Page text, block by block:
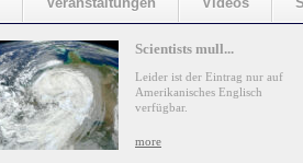
Scientists mull...
Leider ist der Eintrag nur auf
Amerikanisches Englisch
verfügbar.
more